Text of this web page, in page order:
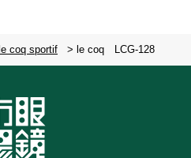
le coq sportif > le coq LCG-128